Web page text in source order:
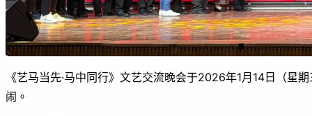
《艺马当先·马中同行》文艺交流晚会于2026年1月14日（星
闹。